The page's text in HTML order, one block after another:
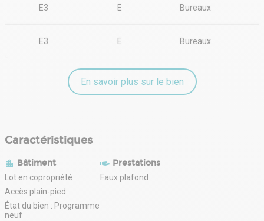
E3 E Bureaux
E3 E Bureaux
En savoir plus sur le bien
Caractéristiques
Bâtiment
Lot en copropriété
Accès plain-pied
État du bien : Programme
neuf
Prestations
Faux plafond